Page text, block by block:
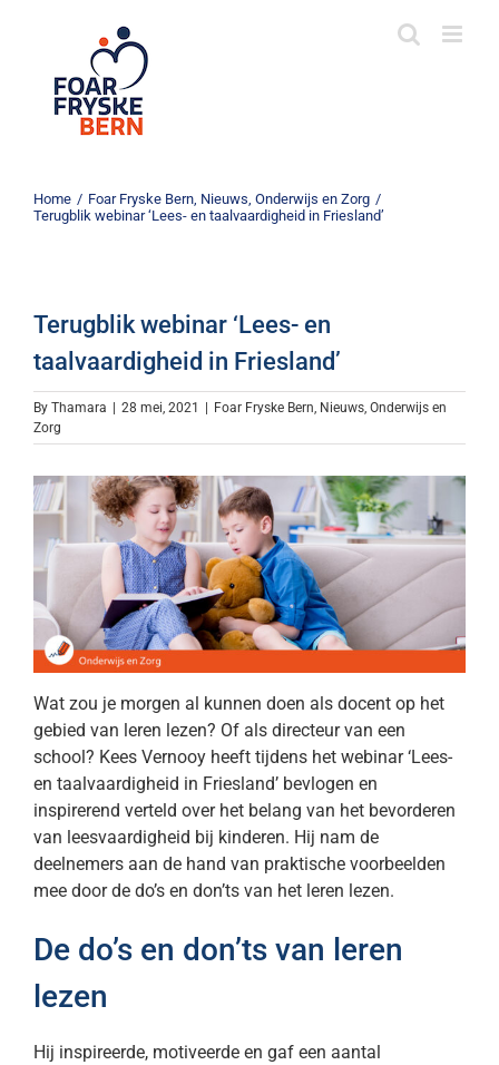
Home / Foar Fryske Bern, Nieuws, Onderwijs en Zorg /
Terugblik webinar ‘Lees- en taalvaardigheid in Friesland’
Terugblik webinar ‘Lees- en
taalvaardigheid in Friesland’
By Thamara 28 mei, 2021 Foar Fryske Bern, Nieuws, Onderwijs en
Zorg
Wat zou je morgen al kunnen doen als docent op het
gebied van leren lezen? Of als directeur van een
school? Kees Vernooy heeft tijdens het webinar ‘Lees-
en taalvaardigheid in Friesland’ bevlogen en
inspirerend verteld over het belang van het bevorderen
van leesvaardigheid bij kinderen. Hij nam de
deelnemers aan de hand van praktische voorbeelden
mee door de do’s en don’ts van het leren lezen.
De do’s en don’ts van leren
lezen
Hij inspireerde, motiveerde en gaf een aantal